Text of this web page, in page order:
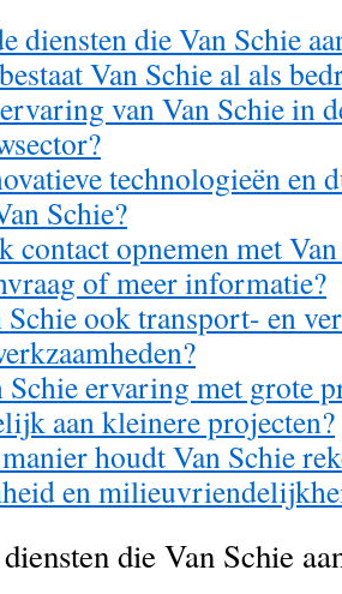
diensten die Van Schie
Van Schie al als
van Van Schie in
technologieën en
Schie?
contact opnemen met
of meer informatie?
ook transport- en
Schie ervaring met grote
aan kleinere projecten?
houdt Van Schie
en
die Van Schie